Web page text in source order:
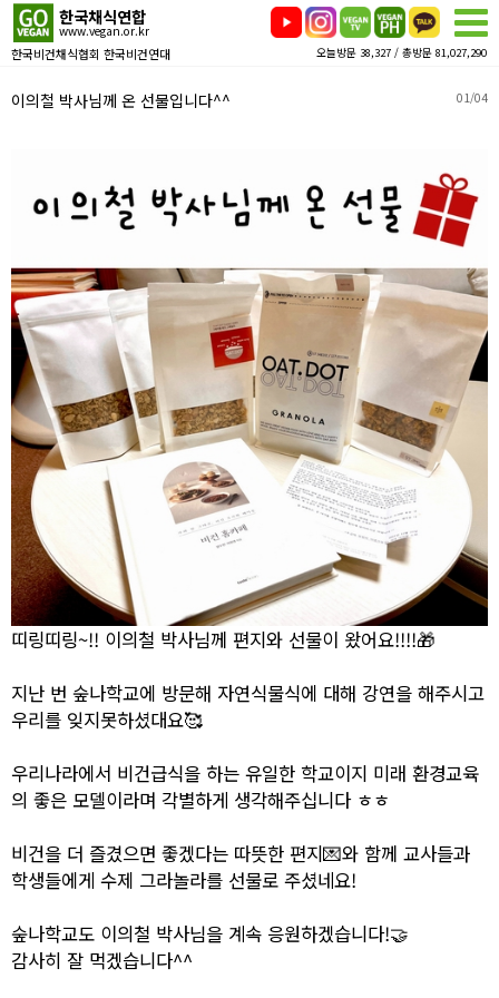
한국채식연합
www.vegan.or.kr
한국비건채식협회 한국비건연대 오늘방문 38,327 / 총방문 81,027,290
이의철 박사님께 온 선물입니다^^ 01/04
띠링띠링~!! 이의철 박사님께 편지와 선물이 왔어요!!!!🎁
지난 번 숲나학교에 방문해 자연식물식에 대해 강연을 해주시고
우리를 잊지못하셨대요🥰
우리나라에서 비건급식을 하는 유일한 학교이지 미래 환경교육
의 좋은 모델이라며 각별하게 생각해주십니다 ㅎㅎ
비건을 더 즐겼으면 좋겠다는 따뜻한 편지💌와 함께 교사들과
학생들에게 수제 그라놀라를 선물로 주셨네요!
숲나학교도 이의철 박사님을 계속 응원하겠습니다!🤝
감사히 잘 먹겠습니다^^